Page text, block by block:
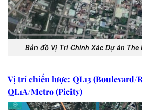
Bản đồ Vị Trí Chính Xác Dự án The
Vị trí chiến lược: QL13 (Boulevard/
QL1A/Metro (Picity)